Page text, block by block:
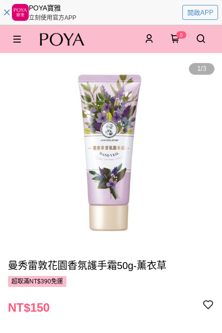
POYA寶雅
立刻使用官方APP
開啟APP
0
1/3
曼秀雷敦花園香氛護手霜50g-薰衣草
超取滿NT$390免運
NT$150